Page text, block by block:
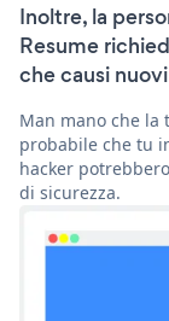
Inoltre, la
Resume
che causi
Man mano che la
probabile che tu
hacker
di sicurezza.